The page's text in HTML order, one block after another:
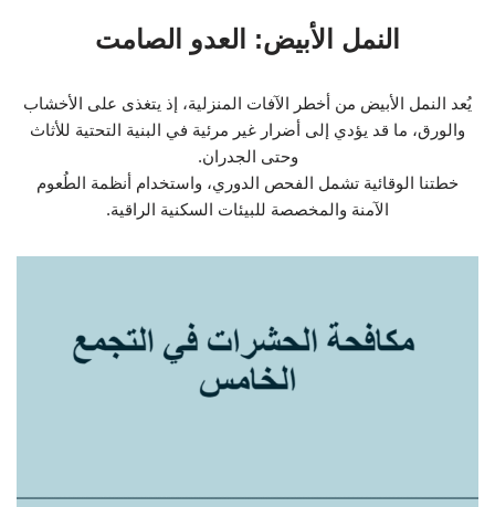
النمل الأبيض: العدو الصامت
يُعد النمل الأبيض من أخطر الآفات المنزلية، إذ يتغذى على الأخشاب
والورق، ما قد يؤدي إلى أضرار غير مرئية في البنية التحتية للأثاث
وحتى الجدران.
خطتنا الوقائية تشمل الفحص الدوري، واستخدام أنظمة الطُعوم
الآمنة والمخصصة للبيئات السكنية الراقية.